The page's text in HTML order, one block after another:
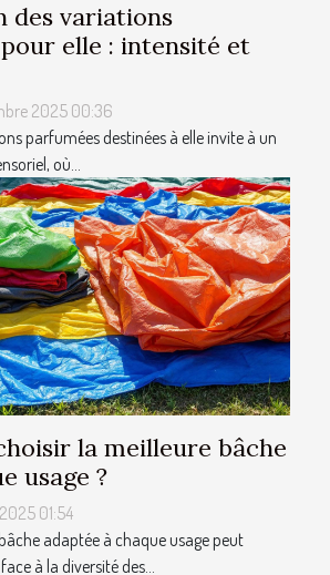
des variations
elle : intensité et
2025 00:36
parfumées destinées à elle invite à un
où...
la meilleure bâche
usage ?
01:54
adaptée à chaque usage peut
à la diversité des...